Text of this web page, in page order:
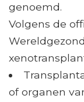
genoemd.
Volgens de
of organen